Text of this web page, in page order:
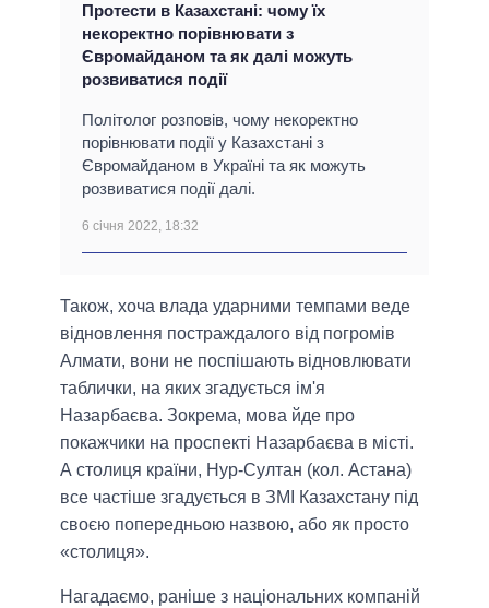
Протести в Казахстані: чому їх
некоректно порівнювати з
Євромайданом та як далі можуть
розвиватися події
Політолог розповів, чому некоректно
порівнювати події у Казахстані з
Євромайданом в Україні та як можуть
розвиватися події далі.
6 січня 2022, 18:32
Також, хоча влада ударними темпами веде
відновлення постраждалого від погромів
Алмати, вони не поспішають відновлювати
таблички, на яких згадується ім'я
Назарбаєва. Зокрема, мова йде про
покажчики на проспекті Назарбаєва в місті.
А столиця країни, Нур-Султан (кол. Астана)
все частіше згадується в ЗМІ Казахстану під
своєю попередньою назвою, або як просто
«столиця».
Нагадаємо, раніше з національних компаній